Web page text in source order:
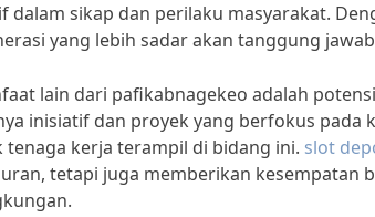
dalam sikap dan perilaku masyarakat.
yang lebih sadar akan tanggung
lain dari pafikabnagekeo adalah
inisiatif dan proyek yang berfokus pada
kerja terampil di bidang ini. slot
tetapi juga memberikan kesempatan